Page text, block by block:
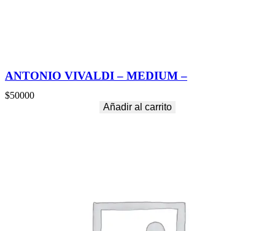
ANTONIO VIVALDI – MEDIUM –
$50000
Añadir al carrito